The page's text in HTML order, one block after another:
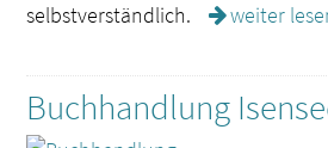
selbstverständlich.
weiter
Buchhandlung